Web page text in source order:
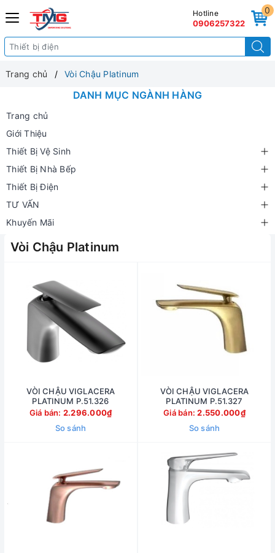
0
Hotline
0906257322
Trang chủ Vòi Chậu Platinum
DANH MỤC NGÀNH HÀNG
Trang chủ
Giới Thiệu
Thiết Bị Vệ Sinh
Thiết Bị Nhà Bếp
Thiết Bị Điện
TƯ VẤN
Khuyến Mãi
Vòi Chậu Platinum
VÒI CHẬU VIGLACERA
PLATINUM P.51.326
Giá bán: 2.296.000₫
So sánh
VÒI CHẬU VIGLACERA
PLATINUM P.51.327
Giá bán:2.550.000₫
So sánh